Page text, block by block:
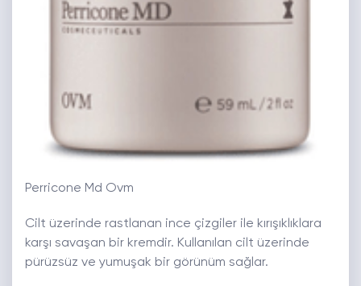
Perricone Md Ovm
Cilt üzerinde rastlanan ince çizgiler ile kırışıklıklara
karşı savaşan bir kremdir. Kullanılan cilt üzerinde
pürüzsüz ve yumuşak bir görünüm sağlar.